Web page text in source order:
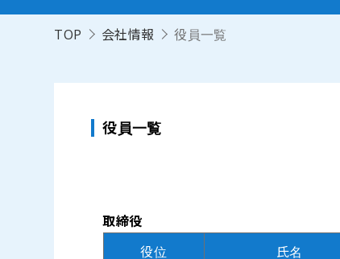
TOP 会社情報 役員一覧
役員一覧
取締役
役位
氏名